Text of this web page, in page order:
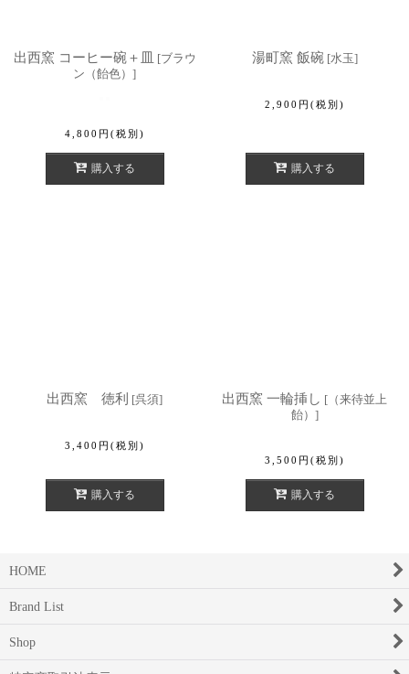
出西窯 コーヒー碗＋皿 [ブラウ
ン（飴色） ]
4,800 円 (税別)
購入する
湯町窯 飯碗 [水玉]
2,900 円 (税別)
購入する
出西窯 徳利 [呉須]
3,400 円 (税別)
購入する
出西窯 一輪挿し [ （来待並上
飴） ]
3,500 円 (税別)
購入する
HOME
Brand List
Shop